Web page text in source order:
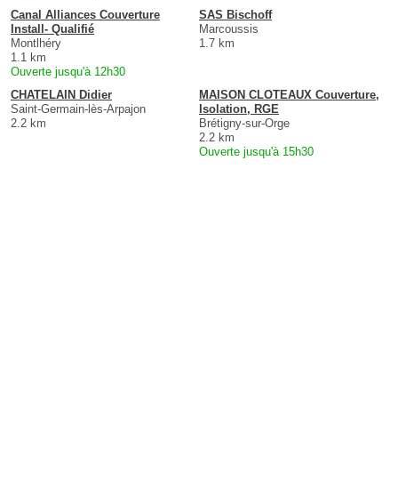
Canal Alliances Couverture
Install- Qualifié
Montlhéry
1.1 km
Ouverte jusqu'à 12h30
SAS Bischoff
Marcoussis
1.7 km
CHATELAIN Didier
Saint-Germain-lès-Arpajon
2.2 km
MAISON CLOTEAUX Couverture,
Isolation, RGE
Brétigny-sur-Orge
2.2 km
Ouverte jusqu'à 15h30